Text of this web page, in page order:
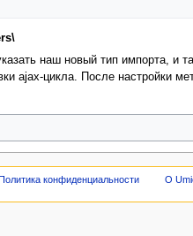
наш новый тип импорта, и
ajax-цикла. После настройки
конфиденциальности О